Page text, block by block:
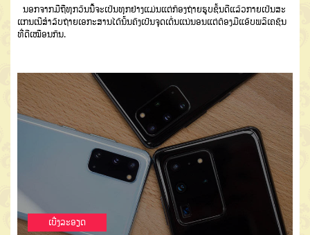
ນອກຈາກມືຖືທຸກວັນນີ້ຈະເປັນທຸກຢ່າງແມ່ນແຕ່ກ້ອງຖ່າຍຮູບຊັ້ນດີແລ້ວກາຍເປັນສະ
ແກນເນີສຳລັບຖ່າຍເອກະສານໄດ້ນັ້ນຄົງເປັນຈຸດເດັ່ນແນ່ນອນແຕ່ຕ້ອງມີແອັບພລິເຄຊັນ
ທີ່ດີເໝືອນກັນ.
ເບີ່ງລະອຽດ